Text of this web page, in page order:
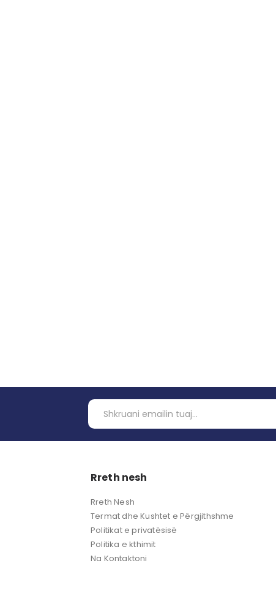
Rreth nesh
Rreth Nesh
Termat dhe Kushtet e Përgjithshme
Politikat e privatësisë
Politika e kthimit
Na Kontaktoni